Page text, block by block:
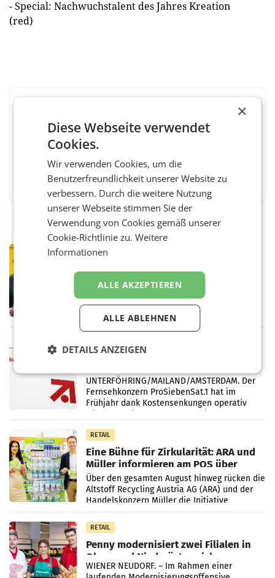
- Special: Nachwuchstalent des Jahres Kreation
(red)
FacebookTwitterMessengerWhatsAppLinkedInXING Teilen
PRIMENEWS
ersten Halbjahr trotz schwachem
Briefgeschäft
WIEN Die Österreichische Post AG hat im
ersten Halbjahr 2026 einen Konzernumsatz
von 1.544,0 Mio. EUR erwirtschaftet, was
einem Plus von 3,8 Prozent gegenüber dem
überraschend viel Gewinn
UNTERFÖHRING/MAILAND/AMSTERDAM. Der
Fernsehkonzern ProSiebenSat.1 hat im
Frühjahr dank Kostensenkungen operativ
RETAIL
Eine Bühne für Zirkularität: ARA und
Müller informieren am POS über
Kreislauffähigkeit
Über den gesamten August hinweg rücken die
Altstoff Recycling Austria AG (ARA) und der
Handelskonzern Müller die Initiative
„Kreislauf-Helden“ in allen österreichischen
Müller-Filialen
RETAIL
Penny modernisiert zwei Filialen in
Ober- und Niederösterreich
WIENER NEUDORF. – Im Rahmen einer
×
Diese Webseite verwendet
Cookies.
Wir verwenden Cookies, um die
Benutzerfreundlichkeit unserer Website zu
verbessern. Durch die weitere Nutzung
unserer Webseite stimmen Sie der
Verwendung von Cookies gemäß unserer
Cookie-Richtlinie zu.Weitere
Informationen
ALLE AKZEPTIEREN
ALLE ABLEHNEN
DETAILS ANZEIGEN